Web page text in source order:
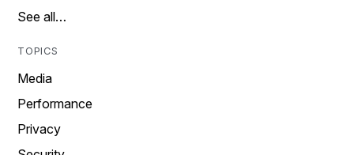
See all…
TOPICS
Media
Performance
Privacy